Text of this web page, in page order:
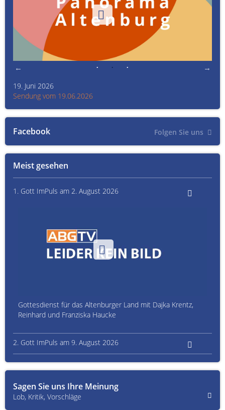
Meist gesehen
1. Gott ImPuls am 2. August 2026
Gottesdienst für das Altenburger Land mit Dajka Krentz,
Reinhard und Franziska Haucke
2. Gott ImPuls am 9. August 2026
Facebook Folgen Sie uns
19. Juni 2026
Sendung vom 19.06.2026
Sagen Sie uns Ihre Meinung
Lob, Kritik, Vorschläge